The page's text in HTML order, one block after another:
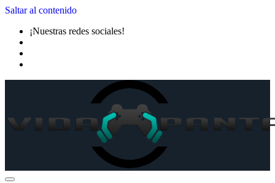
Saltar al contenido
¡Nuestras redes sociales!